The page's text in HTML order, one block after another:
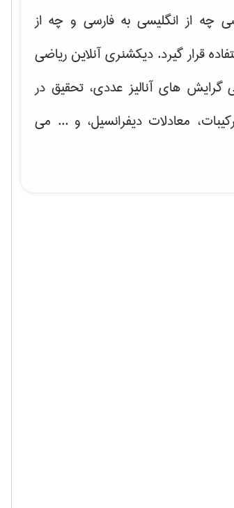
چه از انگلیسی به فارسی و چه از
قرار گیرد. دیکشنری آنلاین ریاضی
گرایش هایآنالیز عددی، تحقیق در
معادلات دیفرانسیل، و ... می